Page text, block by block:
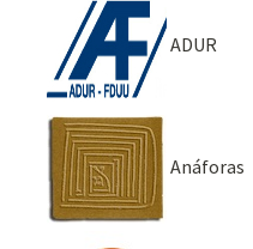
ADUR
Anáforas